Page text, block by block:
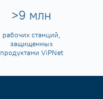
>10 млн
рабочих станций,
защищенных
продуктами ViPNet